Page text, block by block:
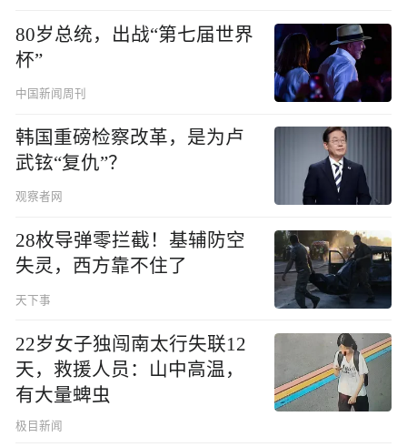
80岁总统，出战“第七届世界
杯”
中国新闻周刊
韩国重磅检察改革，是为卢
武铉“复仇”？
观察者网
28枚导弹零拦截！基辅防空
失灵，西方靠不住了
天下事
22岁女子独闯南太行失联12
天，救援人员：山中高温，
有大量蜱虫
极目新闻